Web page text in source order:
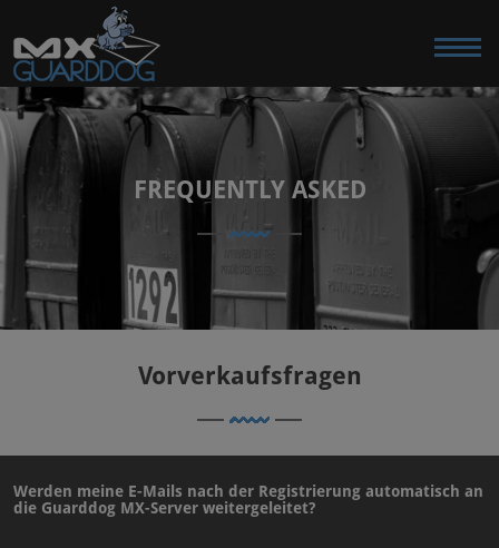
FREQUENTLY ASKED
Vorverkaufsfragen
Werden meine E-Mails nach der Registrierung automatisch an
die Guarddog MX-Server weitergeleitet?